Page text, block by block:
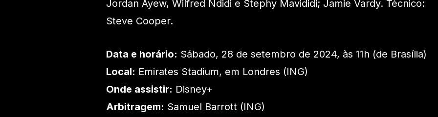
Jordan Ayew, Wilfred Ndidi e Stephy Mavididi; Jamie Vardy. Técnico:
Steve Cooper.
Data e horário: Sábado, 28 de setembro de 2024, às 11h (de Brasília)
Local: Emirates Stadium, em Londres (ING)
Onde assistir: Disney+
Arbitragem: Samuel Barrott (ING)